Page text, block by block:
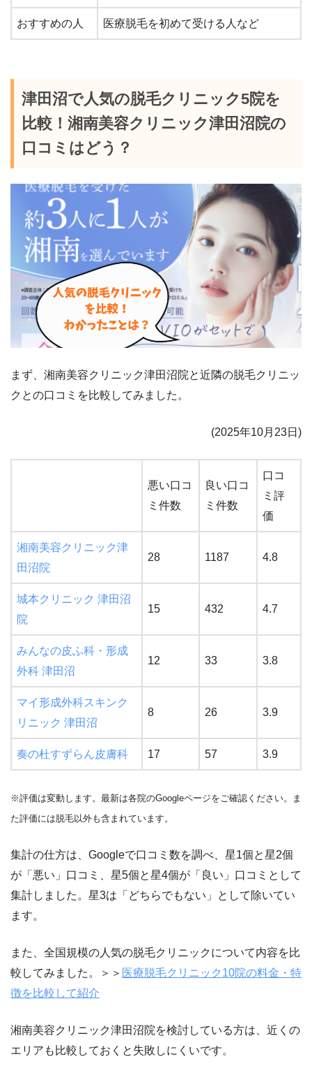
おすすめの人 医療脱毛を初めて受ける人など
津田沼で人気の脱毛クリニック5院を
比較！湘南美容クリニック津田沼院の
口コミはどう？
まず、湘南美容クリニック津田沼院と近隣の脱毛クリニッ
クとの口コミを比較してみました。
(2025年10月 23日)
悪い口コ
ミ件数
良い口コ
ミ件数
口コ
ミ評
価
湘南美容クリニック津
田沼院
28 1187 4.8
城本クリニック 津田沼
院
15 432 4.7
みんなの皮ふ科・形成
外科 津田沼
12 33 3.8
マイ形成外科スキンク
リニック 津田沼
8 26 3.9
奏の杜すずらん皮膚科 17 57 3.9
※評価は変動します。最新は各院のGoogleページをご確認ください。ま
た評価には脱毛以外も含まれています。
集計の仕方は、Googleで口コミ数を調べ、星1個と星2個
が「悪い」口コミ、星5個と星4個が「良い」口コミとして
集計しました。星3は「どちらでもない」として除いてい
ます。
また、全国規模の人気の脱毛クリニックについて内容を比
較してみました。＞＞ 医療脱毛クリニック10院の料金・特
徴を比較して紹介
湘南美容クリニック津田沼院を検討している方は、近くの
エリアも比較しておくと失敗しにくいです。